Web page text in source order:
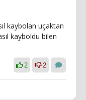
kaybolan uçaktan
kayboldu bilen
2 2